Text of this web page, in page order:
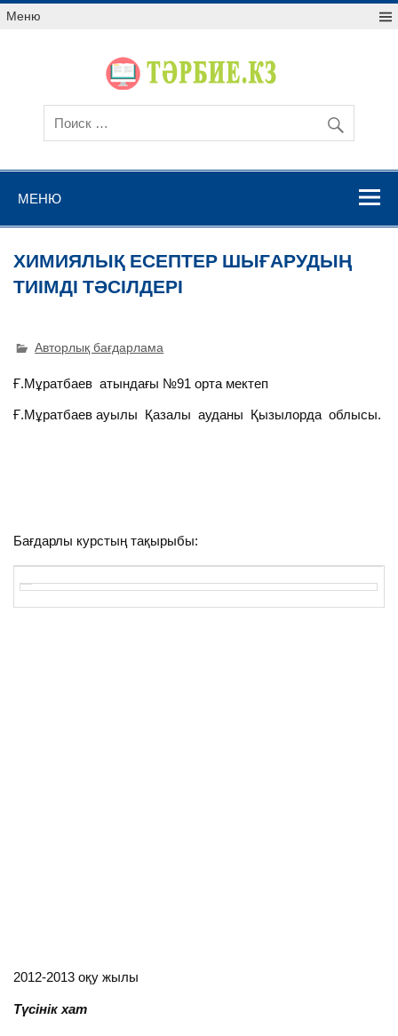
Меню
МЕНЮ
ХИМИЯЛЫҚ ЕСЕПТЕР ШЫҒАРУДЫҢ
ТИІМДІ ТӘСІЛДЕРІ
Авторлық бағдарлама
Ғ.Мұратбаев атындағы №91 орта мектеп
Ғ.Мұратбаев ауылы Қазалы ауданы Қызылорда облысы.
Бағдарлы курстың тақырыбы:
2012-2013 оқу жылы
Түсінік хат